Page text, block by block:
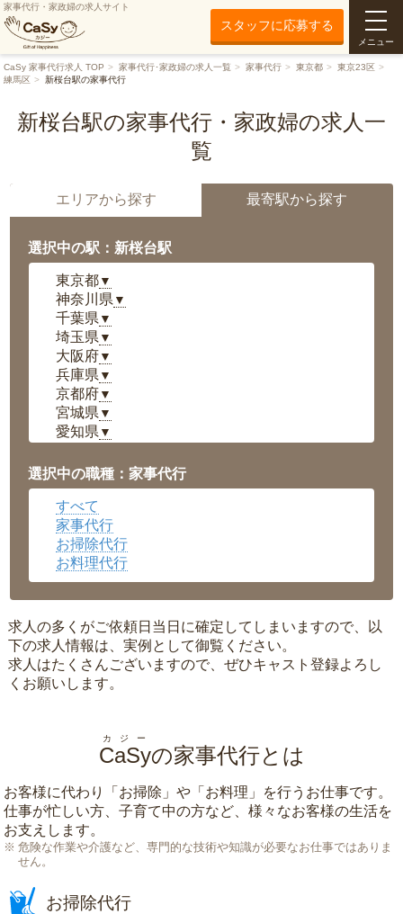
家事代行・家政婦の求人サイト
スタッフに応募する
メニュー
CaSy 家事代行求人 TOP 家事代行･家政婦の求人一覧 家事代行 東京都
東京23区
練馬区
新桜台駅の家事代行
新桜台駅の家事代行・家政婦の求人一
覧
エリアから探す 最寄駅から探す
選択中の駅：新桜台駅
東京都▼
神奈川県 ▼
千葉県 ▼
埼玉県 ▼
大阪府▼
兵庫県 ▼
京都府▼
宮城県 ▼
愛知県 ▼
岡山県▼
広島県▼
沖縄県
選択中の職種：家事代行
すべて
家事代行
お掃除代行
お料理代行
求人の多くがご依頼日当日に確定してしまいますので、以
下の求人情報は、実例として御覧ください。
求人はたくさんございますので、ぜひキャスト登録よろし
くお願いします。
CaSy
カジー
の家事代行とは
お客様に代わり「 お掃除 」や「 お料理 」を行うお仕事です。
仕事が忙しい方、子育て中の方など、様々なお客様の生活を
お支えします。
危険な作業や介護など、専門的な技術や知識が必要なお仕事ではありま
せん。
お掃除代行